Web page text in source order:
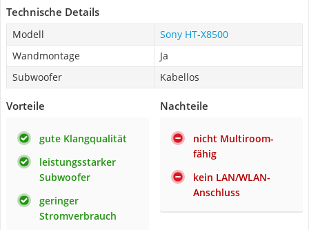
Technische Details
Modell
Sony HT-X8500
Wandmontage
Ja
Subwoofer
Kabellos
Vorteile
gute Klangqualität
leistungsstarker
Subwoofer
geringer
Stromverbrauch
Nachteile
nicht Multiroom-
fähig
kein LAN/WLAN-
Anschluss